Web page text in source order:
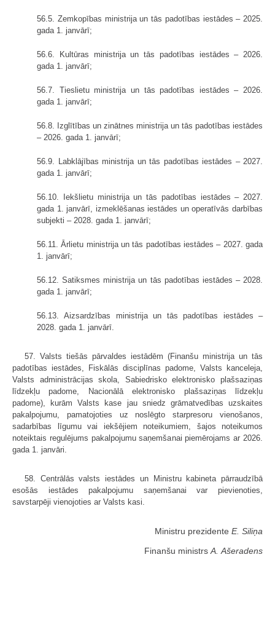
56.5. Zemkopības ministrija un tās padotības iestādes – 2025.
gada 1. janvārī;
56.6. Kultūras ministrija un tās padotības iestādes – 2026.
gada 1. janvārī;
56.7. Tieslietu ministrija un tās padotības iestādes – 2026.
gada 1. janvārī;
56.8. Izglītības un zinātnes ministrija un tās padotības iestādes
– 2026. gada 1. janvārī;
56.9. Labklājības ministrija un tās padotības iestādes – 2027.
gada 1. janvārī;
56.10. Iekšlietu ministrija un tās padotības iestādes – 2027.
gada 1. janvārī, izmeklēšanas iestādes un operatīvās darbības
subjekti – 2028. gada 1. janvārī;
56.11. Ārlietu ministrija un tās padotības iestādes – 2027. gada
1. janvārī;
56.12. Satiksmes ministrija un tās padotības iestādes – 2028.
gada 1. janvārī;
56.13. Aizsardzības ministrija un tās padotības iestādes –
2028. gada 1. janvārī.
57. Valsts tiešās pārvaldes iestādēm (Finanšu ministrija un tās
padotības iestādes, Fiskālās disciplīnas padome, Valsts kanceleja,
Valsts administrācijas skola, Sabiedrisko elektronisko plašsaziņas
līdzekļu padome, Nacionālā elektronisko plašsaziņas līdzekļu
padome), kurām Valsts kase jau sniedz grāmatvedības uzskaites
pakalpojumu, pamatojoties uz noslēgto starpresoru vienošanos,
sadarbības līgumu vai iekšējiem noteikumiem, šajos noteikumos
noteiktais regulējums pakalpojumu saņemšanai piemērojams ar 2026.
gada 1. janvāri.
58. Centrālās valsts iestādes un Ministru kabineta pārraudzībā
esošās iestādes pakalpojumu saņemšanai var pievienoties,
savstarpēji vienojoties ar Valsts kasi.
Ministru prezidente E. Siliņa
Finanšu ministrs A. Ašeradens